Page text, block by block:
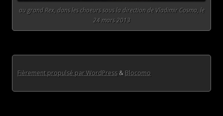
au grand Rex, dans les choeurs sous la direction de Vladimir Cosma, le
24 mars 2013
Fièrement propulsé par WordPress& Blocomo